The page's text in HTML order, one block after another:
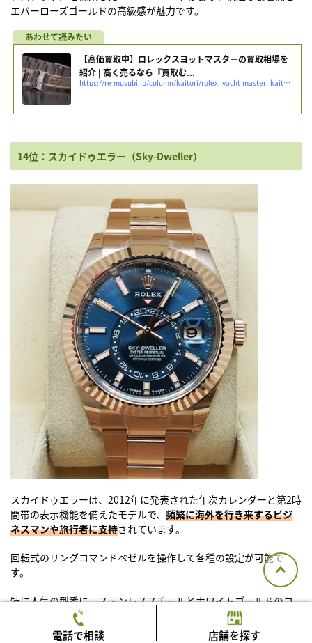
エバーローズゴールドの高級感が魅力です。
【高価買取中】ロレックスヨットマスターの買取相場を
紹介 | 高く売るなら『買取む...
https://re-musubi.jp/column/kaitori/rolex_yacht-master_kaitorisouba
14位：スカイドゥエラー（Sky-Dweller）
スカイドゥエラーは、2012年に発表された年次カレンダーと第2時
間帯の表示機能を備えたモデルで、 頻繁に海外を行き来するビジ
ネスマンや旅行者に支持されています。
回転式のリングコマンドベゼルを操作して各種の設定が可能で
す。
特に人気の型番に、ステンレススチールとホワイトゴールドのコ
ンビネーションが美しい「Ref.326934」があり、エレガントなデ
ザインと高い機能性を兼ね備えています。
電話で相談 店舗を探す